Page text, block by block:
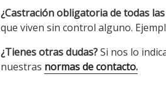
¿Castración obligatoria de todas
que viven sin control alguno.
¿Tienes otras dudas?Si nos lo
nuestras normas de contacto.